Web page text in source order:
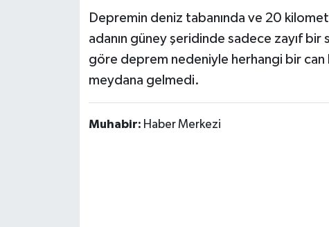
Depremin deniz tabanında ve 20
adanın güney şeridinde sadece zayıf bir
göre deprem nedeniyle herhangi bir can
meydana gelmedi.
Muhabir: Haber Merkezi
VİZYONDAKİLER